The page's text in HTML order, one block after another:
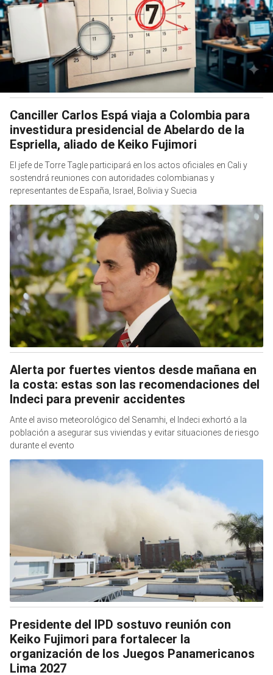
Canciller Carlos Espá viaja a Colombia para
investidura presidencial de Abelardo de la
Espriella, aliado de Keiko Fujimori
El jefe de Torre Tagle participará en los actos oficiales en Cali y
sostendrá reuniones con autoridades colombianas y
representantes de España, Israel, Bolivia y Suecia
Alerta por fuertes vientos desde mañana en
la costa: estas son las recomendaciones del
Indeci para prevenir accidentes
Ante el aviso meteorológico del Senamhi, el Indeci exhortó a la
población a asegurar sus viviendas y evitar situaciones de riesgo
durante el evento
Presidente del IPD sostuvo reunión con
Keiko Fujimori para fortalecer la
organización de los Juegos Panamericanos
Lima 2027